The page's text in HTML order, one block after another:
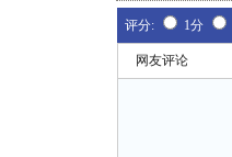
评分: 1分
网友评论